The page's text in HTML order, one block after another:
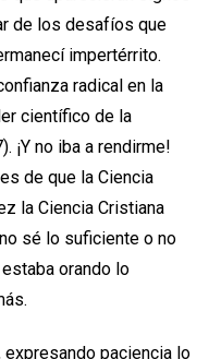
de los desafíos que
impertérrito.
radical en la
científico de la
¡Y no iba a rendirme!
de que la Ciencia
la Ciencia Cristiana
sé lo suficiente o no
orando lo
paciencia lo